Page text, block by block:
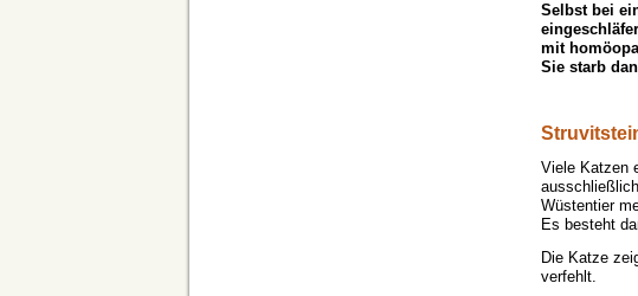
Selbst bei
mit
Sie starb
Viele Katzen
Wüstentier
Es besteht
Die Katze
verfehlt.